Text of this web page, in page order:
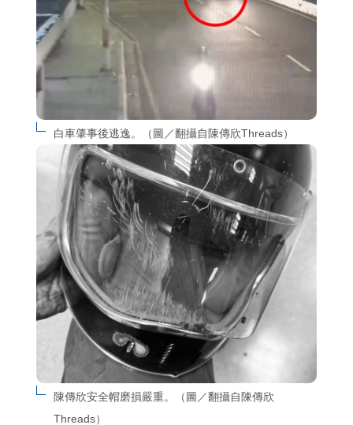
白車肇事後逃逸。（圖／翻攝自陳傳欣Threads）
陳傳欣安全帽磨損嚴重。（圖／翻攝自陳傳欣
Threads）